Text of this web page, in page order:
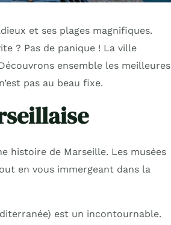
et ses plages magnifiques.
? Pas de panique ! La ville
ensemble les meilleures
pas au beau fixe.
histoire de Marseille. Les musées
en vous immergeant dans la
est un incontournable.